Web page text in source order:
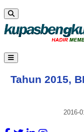
Tahun 2015,
2016-